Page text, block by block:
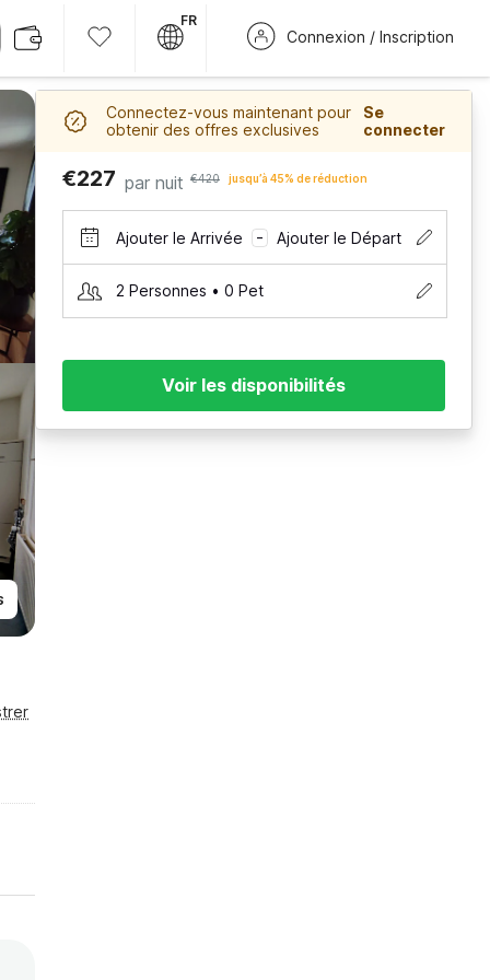
FR
Connexion / Inscription
Connectez-vous maintenant pour
obtenir des offres exclusives
Se
connecter
€227 par nuit €420 jusqu’à 45% de réduction
Ajouter le Arrivée – Ajouter le Départ
2 Personnes • 0 Pet
Voir les disponibilités